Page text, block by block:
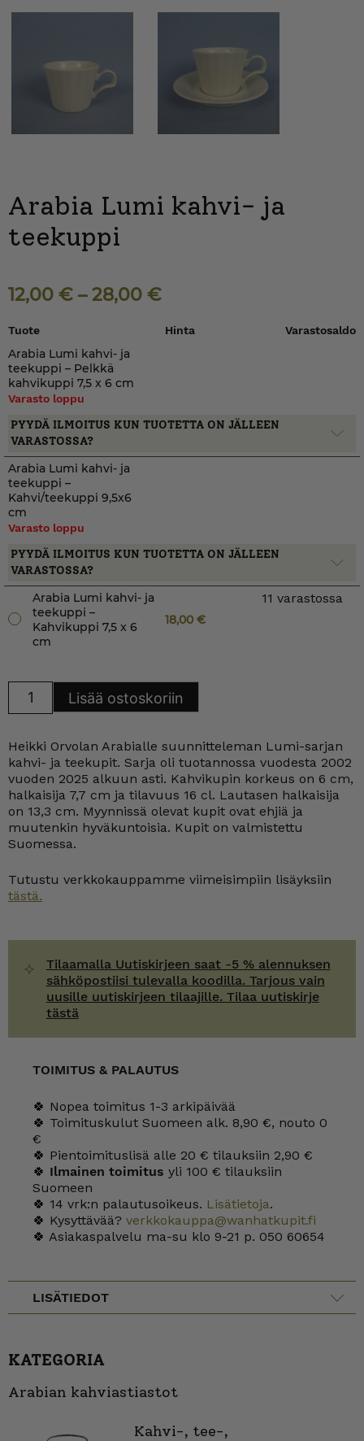
Arabia Lumi kahvi- ja
teekuppi
12,00 € –28,00 €
Tuote Hinta Varastosaldo
Arabia Lumi kahvi- ja
teekuppi – Pelkkä
kahvikuppi 7,5 x 6 cm
Varasto loppu
PYYDÄ ILMOITUS KUN TUOTETTA ON JÄLLEEN
VARASTOSSA?
Arabia Lumi kahvi- ja
teekuppi –
Kahvi/teekuppi 9,5x6
cm
Varasto loppu
PYYDÄ ILMOITUS KUN TUOTETTA ON JÄLLEEN
VARASTOSSA?
Arabia Lumi kahvi- ja
teekuppi –
Kahvikuppi 7,5 x 6
cm
18,00€
11 varastossa
määrä
Lisää ostoskoriin
Heikki Orvolan Arabialle suunnitteleman Lumi-sarjan
kahvi- ja teekupit. Sarja oli tuotannossa vuodesta 2002
vuoden 2025 alkuun asti. Kahvikupin korkeus on 6 cm,
halkaisija 7,7 cm ja tilavuus 16 cl. Lautasen halkaisija
on 13,3 cm. Myynnissä olevat kupit ovat ehjiä ja
muutenkin hyväkuntoisia. Kupit on valmistettu
Suomessa.
Tutustu verkkokauppamme viimeisimpiin lisäyksiin
tästä.
Tilaamalla Uutiskirjeen saat -5 % alennuksen
sähköpostiisi tulevalla koodilla. Tarjous vain
uusille uutiskirjeen tilaajille. Tilaa uutiskirje
tästä
TOIMITUS & PALAUTUS
🍀 Nopea toimitus 1-3 arkipäivää
🍀 Toimituskulut Suomeen alk. 8,90 €, nouto 0
€
🍀 Pientoimituslisä alle 20 € tilauksiin 2,90 €
🍀 Ilmainen toimitus yli 100 € tilauksiin
Suomeen
🍀 14 vrk:n palautusoikeus. Lisätietoja.
🍀 Kysyttävää? verkkokauppa@wanhatkupit.fi
🍀 Asiakaspalvelu ma-su klo 9-21 p. 050 60654
LISÄTIEDOT
KATEGORIA
Arabian kahviastiastot
Kahvi-, tee-,